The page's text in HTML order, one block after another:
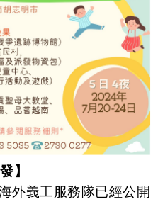
】
外義工服務隊已經公開